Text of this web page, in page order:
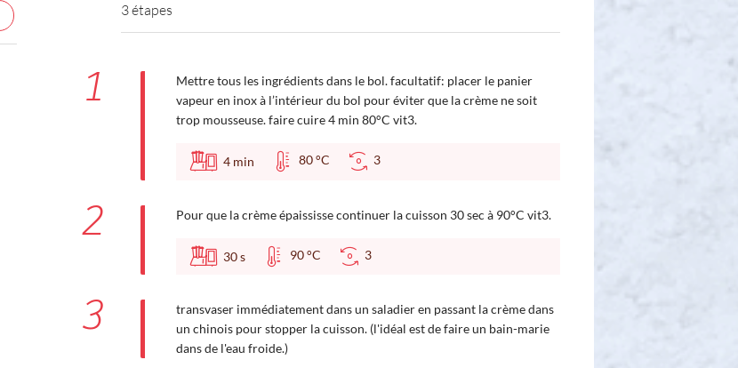
3 étapes
1
Mettre tous les ingrédients dans le bol. facultatif: placer le panier
vapeur en inox à l’intérieur du bol pour éviter que la crème ne soit
trop mousseuse. faire cuire 4 min 80°C vit3.
4 min 80 °C 3
2 Pour que la crème épaississe continuer la cuisson 30 sec à 90°C vit3.
30s 90 °C 3
3
transvaser immédiatement dans un saladier en passant la crème dans
un chinois pour stopper la cuisson. (l'idéal est de faire un bain-marie
dans de l'eau froide.)